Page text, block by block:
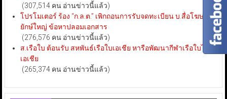
(307,514 คน อ่านข่าวนี้แล้ว)
โปรโมเตอร์ ร้อง “ก.ล.ต.” เพิกถอนการรับจดทะเบียน บ.สื่อโฆษณา
ยักษ์ใหญ่ ข้อหาปลอมเอกสาร
(276,576 คน อ่านข่าวนี้แล้ว)
ส.เรือใบ ต้อนรับ สหพันธ์เรือใบเอเชีย หารือพัฒนากีฬาเรือใบไทย-
เอเชีย
(265,374 คน อ่านข่าวนี้แล้ว)